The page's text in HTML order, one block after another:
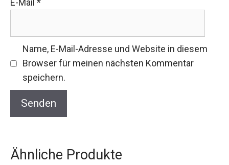
E-Mail *
Name, E-Mail-Adresse und Website in diesem
Browser für meinen nächsten Kommentar
speichern.
Ähnliche Produkte